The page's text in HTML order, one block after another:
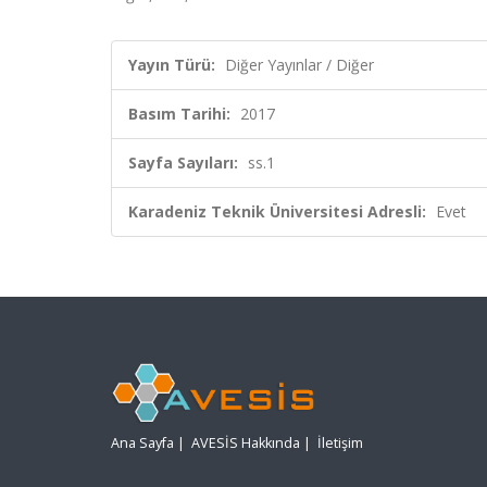
Yayın Türü: Diğer Yayınlar / Diğer
Basım Tarihi: 2017
Sayfa Sayıları: ss.1
Karadeniz Teknik Üniversitesi Adresli: Evet
Ana Sayfa | AVESİS Hakkında | İletişim